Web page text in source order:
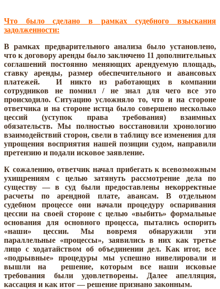
Что было сделано в рамках судебного взыскания
задолженности:
В рамках предварительного анализа было установлено,
что к договору аренды было заключено 11 дополнительных
соглашений постоянно меняющих арендуемую площадь,
ставку аренды, размер обеспечительного и авансовых
платежей. И никто из работающих в компании
сотрудников не помнил / не знал для чего все это
происходило. Ситуацию усложняло то, что и на стороне
ответчика и на стороне истца было совершено несколько
цессий (уступок права требования) взаимных
обязательств. Мы полностью восстановили хронологию
взаимодействий сторон, свели в таблицу все изменения для
упрощения восприятия нашей позиции судом, направили
претензию и подали исковое заявление.
К сожалению, ответчик начал прибегать к всевозможным
ухищрениям с целью затянуть рассмотрение дела по
существу — в суд были предоставлены некорректные
расчеты по арендной плате, авансам. В отдельном
судебном процессе они начали процедуру оспаривания
цессии на своей стороне с целью «выбить» формальные
основания для основного процесса, пытались оспорить
«наши» цессии. Мы вовремя обнаружили эти
параллельные «процессы», заявились в них как третье
лицо с ходатайством об объединении дел. Как итог, все
«подрывные» процедуры мы успешно нивелировали и
вышли на решение, которым все наши исковые
требования были удовлетворены. Далее апелляция,
кассация и как итог — решение признано законным.